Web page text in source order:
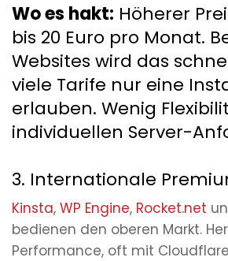
Wo es hakt: Höherer
bis 20 Euro pro Monat.
Websites wird das
viele Tarife nur eine
erlauben. Wenig
individuellen Server-
3. Internationale
Kinsta, WP Engine, Rocket.net
bedienen den oberen Markt.
Performance, oft mit